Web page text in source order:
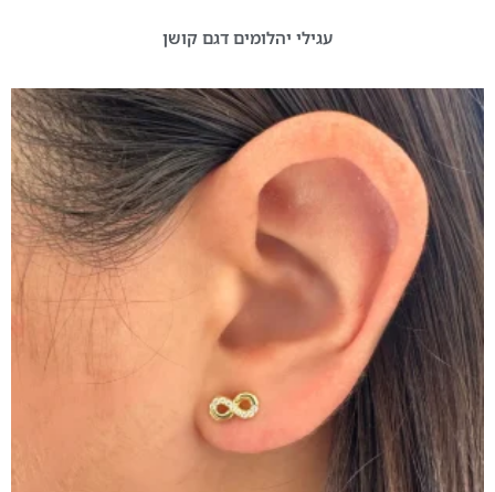
עגילי יהלומים דגם קושן